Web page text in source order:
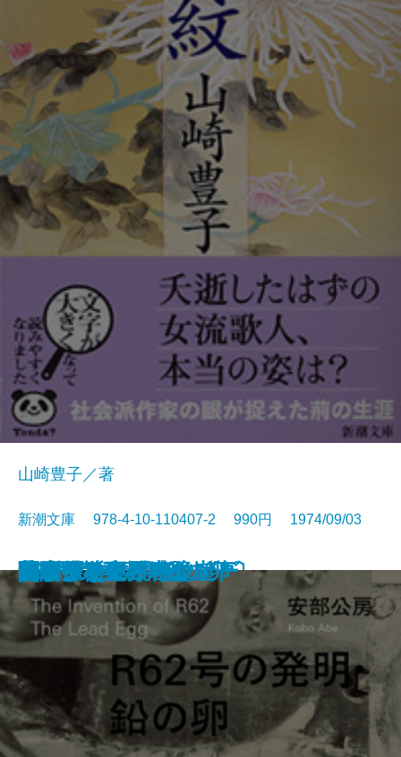
幕末動乱の男たち〔上〕
幕末動乱の男たち〔下〕
ナイン・ストーリーズ
死の枝
一の糸
ボンボンと悪夢
山彦乙女
きりぎりす
いずこより
花紋
山崎豊子／著
新潮文庫 978-4-10-110407-2 990円 1974/09/03
R62号の発明・鉛の卵
フィッシュ・オン
蒼氷・神々の岩壁
笹まくら
グレート・ギャツビー
関ケ原〔下〕
関ケ原〔中〕
関ケ原〔上〕
無関係な死・時の崖
見るまえに跳べ